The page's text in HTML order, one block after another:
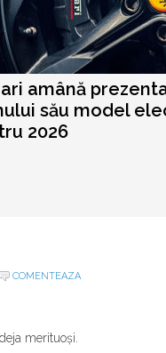
amână
său model
2026
COMENTEAZA
merituoși.